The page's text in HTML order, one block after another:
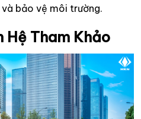
bảo vệ môi trường.
Hệ Tham Khảo